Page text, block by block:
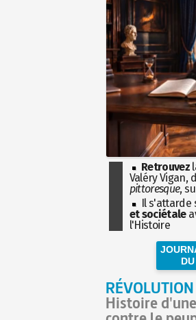
Retrouvez
Valéry Vigan,
pittoresque,
Il s'attarde
et sociétale
l'Histoire
Histoire